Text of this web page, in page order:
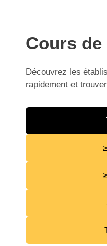
Cours
Découvrez les
rapidement et